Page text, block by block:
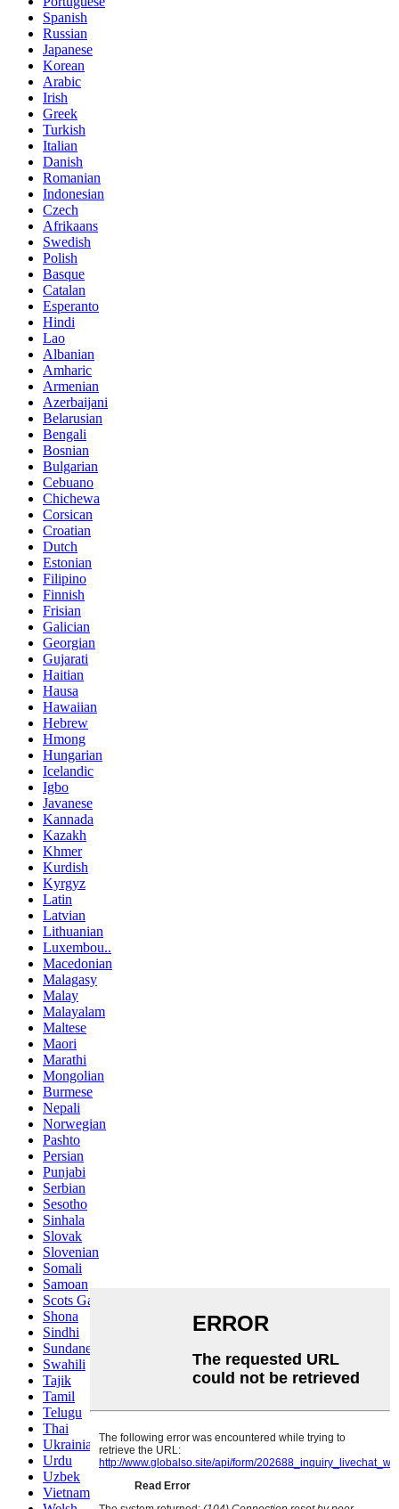
Spanish
Russian
Japanese
Korean
Arabic
Irish
Greek
Turkish
Italian
Danish
Romanian
Indonesian
Czech
Afrikaans
Swedish
Polish
Basque
Catalan
Esperanto
Hindi
Lao
Albanian
Amharic
Armenian
Azerbaijani
Belarusian
Bengali
Bosnian
Bulgarian
Cebuano
Chichewa
Corsican
Croatian
Dutch
Estonian
Filipino
Finnish
Frisian
Galician
Georgian
Gujarati
Haitian
Hausa
Hawaiian
Hebrew
Hmong
Hungarian
Icelandic
Igbo
Javanese
Kannada
Kazakh
Khmer
Kurdish
Kyrgyz
Latin
Latvian
Lithuanian
Luxembou..
Macedonian
Malagasy
Malay
Malayalam
Maltese
Maori
Marathi
Mongolian
Burmese
Nepali
Norwegian
Pashto
Persian
Punjabi
Serbian
Sesotho
Sinhala
Slovak
Slovenian
Somali
Samoan
Scots Gaelic
Shona
Sindhi
Sundanese
Swahili
Tajik
Tamil
Telugu
Thai
Ukrainian
Urdu
Uzbek
Vietnamese